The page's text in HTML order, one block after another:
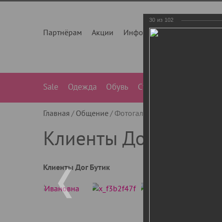
Партнёрам Акции Инфо О нас
Sale Одежда Обувь Сумки
Главная Общение Фотогалерея
Клиенты Дог Бутик
Клиенты Дог Бутик
30 из 102